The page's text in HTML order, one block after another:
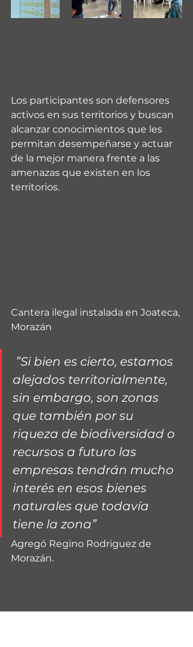
Los participantes son defensores
activos en sus territorios y buscan
alcanzar conocimientos que les
permitan desempeñarse y actuar
de la mejor manera frente a las
amenazas que existen en los
territorios.
Cantera ilegal instalada en Joateca,
Morazán
alejados territorialmente,
sin embargo, son zonas
que también por su
riqueza de biodiversidad o
recursos a futuro las
empresas tendrán mucho
interés en esos bienes
naturales que todavía
tiene la zona”
Agregó Regino Rodriguez de
Morazán.